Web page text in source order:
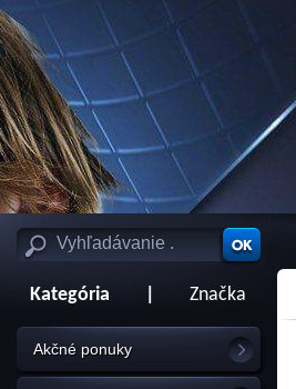
Kategória Značka
Akčné ponuky